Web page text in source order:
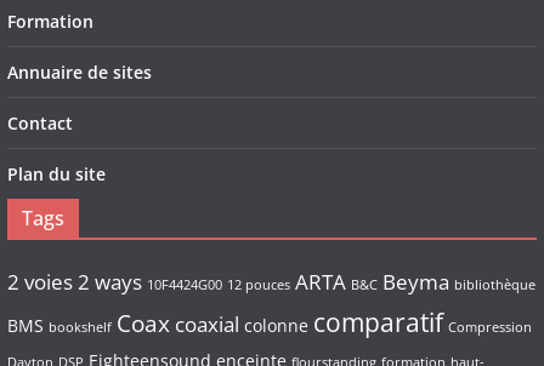
Formation
Annuaire de sites
Contact
Plan du site
Tags
2 voies2 ways 10F4424G00 12 pouces ARTA B&C Beyma bibliothèque
BMS bookshelf Coax coaxial colonne comparatif Compression
Eighteensound enceinte